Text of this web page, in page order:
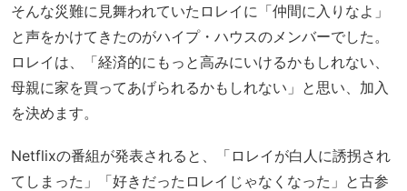
そんな災難に見舞われていたロレイに「仲間に入りなよ」
と声をかけてきたのがハイプ・ハウスのメンバーでした。
ロレイは、「経済的にもっと高みにいけるかもしれない、
母親に家を買ってあげられるかもしれない」と思い、加入
を決めます。
Netflixの番組が発表されると、「ロレイが白人に誘拐され
てしまった」「好きだったロレイじゃなくなった」と古参